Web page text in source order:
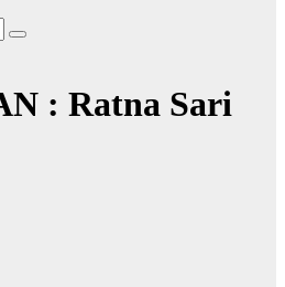
: Ratna Sari